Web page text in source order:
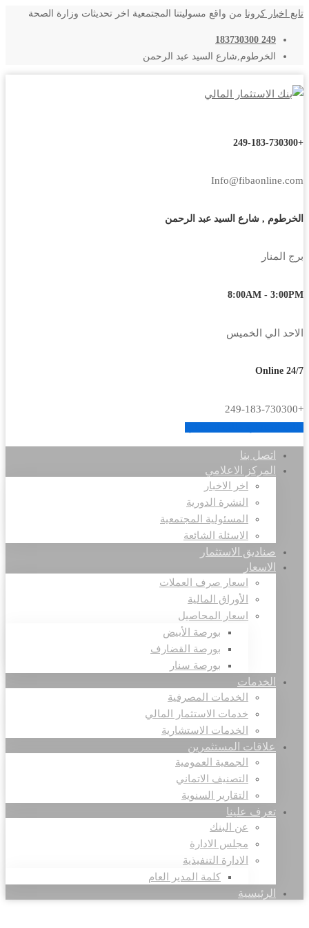
تابع اخبار كرونا من واقع مسوليتنا المجتمعية اخر تحديثات وزارة الصحة
249 183730300
الخرطوم,شارع السيد عبد الرحمن
+249-183-730300
Info@fibaonline.com
الخرطوم , شارع السيد عبد الرحمن
برج المنار
8:00AM - 3:00PM
الاحد الي الخميس
Online 24/7
+249-183-730300
اتصل بنا
المركز الاعلامي
اخر الاخبار
النشرة الدورية
المسئولية المجتمعية
الاسئلة الشائعة
صناديق الاستثمار
الاسعار
اسعار صرف العملات
الأوراق المالية
اسعار المحاصيل
بورصة الأبيض
بورصة القضارف
بورصة سنار
الخدمات
الخدمات المصرفية
خدمات الاستثمار المالي
الخدمات الاستشارية
علاقات المستثمرين
الجمعية العمومية
التصنيف الاتماني
التقارير السنوية
تعرف علينا
عن البنك
مجلس الادارة
الادارة التنفيذية
كلمة المدير العام
الرئيسية